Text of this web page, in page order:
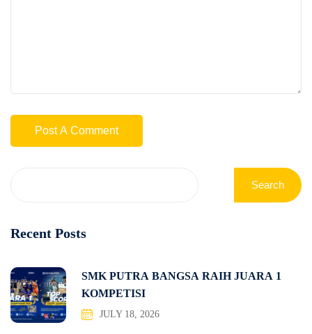
Search
Recent Posts
SMK PUTRA BANGSA RAIH JUARA 1
KOMPETISI
JULY 18, 2026